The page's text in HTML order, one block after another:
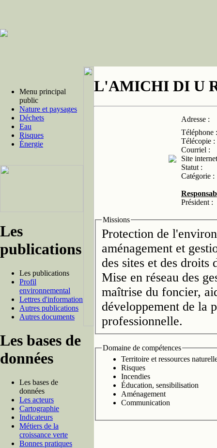
Menu principal
public
Nature et paysages
Déchets
Eau
Risques
Énergie
Les
publications
Les publications
Profil
environnemental
Lettres d'information
Autres publications
Autres documents
Les bases de
données
Les bases de
données
Les acteurs
Cartographie
Indicateurs
Métiers de la
croissance verte
Bonnes pratiques
L'AMICHI DI U
Adresse :
Téléphone :
Télécopie :
Courriel :
Site
Statut :
Catégorie :
Président :
Missions
Protection de
aménagement et
des sites et des droits
Mise en réseau des
maîtrise du foncier,
développement de la
professionnelle.
Domaine de compétences
Territoire et ressources
Risques
Incendies
Éducation, sensibilisation
Aménagement
Communication